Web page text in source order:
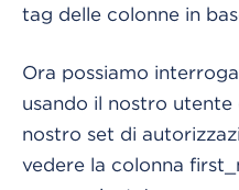
tag delle colonne in
Ora possiamo
usando il nostro utente
nostro set di
vedere la colonna